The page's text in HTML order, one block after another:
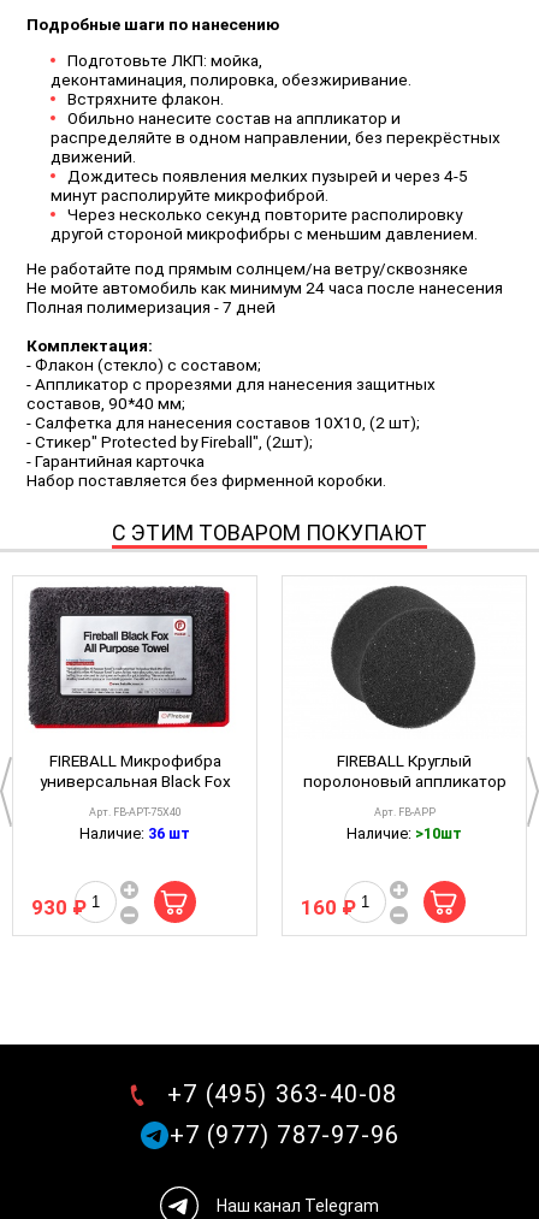
Подробные шаги по нанесению
Подготовьте ЛКП: мойка,
деконтаминация, полировка, обезжиривание.
Встряхните флакон.
Обильно нанесите состав на аппликатор и
распределяйте в одном направлении, без перекрёстных
движений.
Дождитесь появления мелких пузырей и через 4-5
минут располируйте микрофиброй.
Через несколько секунд повторите располировку
другой стороной микрофибры с меньшим давлением.
Не работайте под прямым солнцем/на ветру/сквозняке
Не мойте автомобиль как минимум 24 часа после нанесения
Полная полимеризация - 7 дней
Комплектация:
- Флакон (стекло) с составом;
- Аппликатор с прорезями для нанесения защитных
составов, 90*40 мм;
- Салфетка для нанесения составов 10Х10, (2 шт);
- Стикер" Protected by Fireball", (2шт);
- Гарантийная карточка
Набор поставляется без фирменной коробки.
С ЭТИМ ТОВАРОМ ПОКУПАЮТ
FIREBALL Микрофибра
универсальная Black Fox
Арт. FB-APT-75X40
Наличие: 36 шт
930 ₽
FIREBALL Круглый
поролоновый аппликатор
Арт. FB-APP
Наличие: >10шт
160 ₽
+7 (495) 363-40-08
+7 (977) 787-97-96
Наш канал Telegram